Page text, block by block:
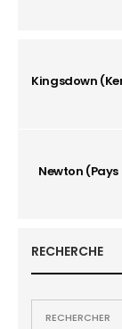
Kingsdown
Newton
RECHERCHE